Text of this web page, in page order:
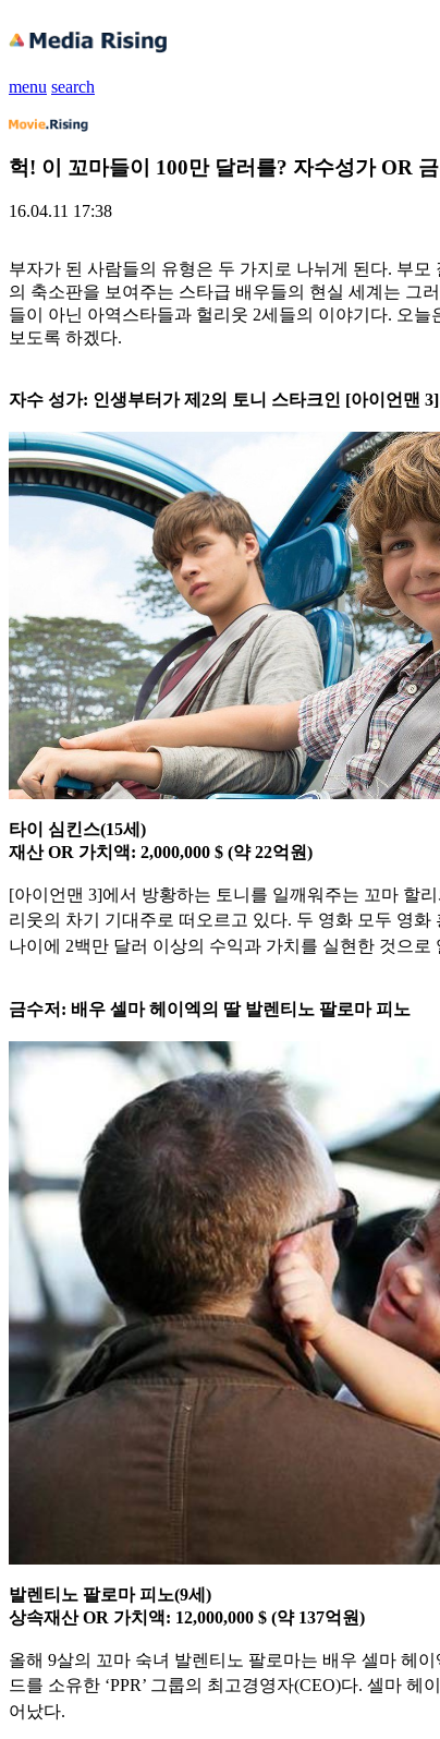
menu search
헉! 이 꼬마들이 100만 달러를? 자수성가 OR
16.04.11 17:38
부자가 된 사람들의 유형은 두 가지로 나뉘게 된다. 부
의 축소판을 보여주는 스타급 배우들의 현실 세계는 그
들이 아닌 아역스타들과 헐리웃 2세들의 이야기다. 오
보도록 하겠다.
자수 성가: 인생부터가 제2의 토니 스타크인 [아이언맨
타이 심킨스(15세)
재산 OR 가치액: 2,000,000 $ (약 22억원)
[아이언맨 3]에서 방황하는 토니를 일깨워주는 꼬마 할
리웃의 차기 기대주로 떠오르고 있다. 두 영화 모두 영
나이에 2백만 달러 이상의 수익과 가치를 실현한 것으
금수저: 배우 셀마 헤이엑의 딸 발렌티노 팔로마 피노
발렌티노 팔로마 피노(9세)
상속재산 OR 가치액: 12,000,000 $ (약 137억원)
올해 9살의 꼬마 숙녀 발렌티노 팔로마는 배우 셀마 헤
드를 소유한 ‘PPR’ 그룹의 최고경영자(CEO)다. 셀마
어났다.